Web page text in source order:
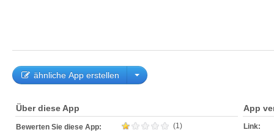
ähnliche App erstellen
Über diese App
Bewerten Sie diese App: (1)
App
Link: